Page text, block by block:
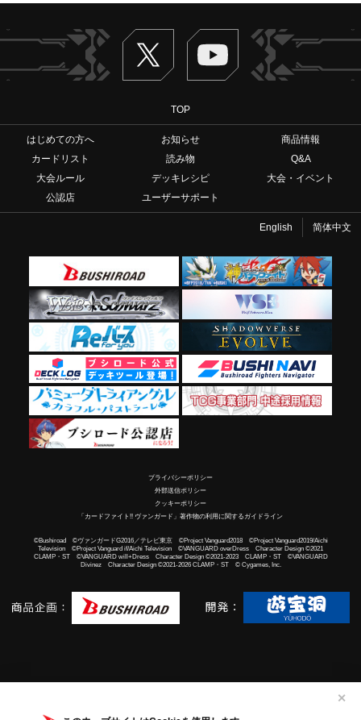
✕
Twitter ヴァンガードch
TOP
はじめての方へ お知らせ
商品情報
カードリスト
読み物
Q&A
大会ルール
デッキレシピ
大会・イベント
公認店
ユーザーサポート
English 简体中文
プライバシーポリシー
外部送信ポリシー
クッキーポリシー
「カードファイト!! ヴァンガード」著作物の利用に関するガイドライン
©Bushiroad ©ヴァンガードG2016／テレビ東京 ©Project Vanguard2018 ©Project Vanguard2019/Aichi
Television ©Project Vanguard if/Aichi Television ©VANGUARD overDress Character Design ©2021
CLAMP・ST ©VANGUARD will+Dress Character Design ©2021-2023 CLAMP・ST ©VANGUARD
Divinez Character Design ©2021-2026 CLAMP・ST © Cygames, Inc.